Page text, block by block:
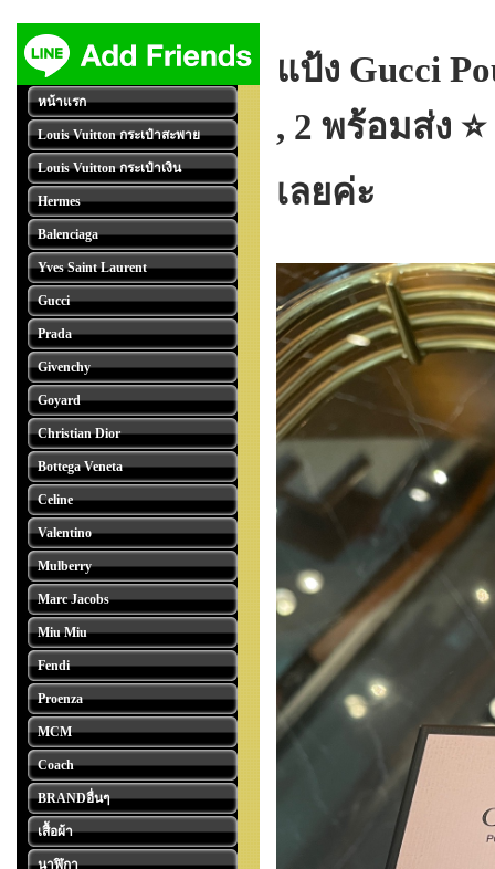
หน้าแรก
Louis Vuitton กระเป๋าสะพาย
Louis Vuitton กระเป๋าเงิน
Hermes
Balenciaga
Yves Saint Laurent
Gucci
Prada
Givenchy
Goyard
Christian Dior
Bottega Veneta
Celine
Valentino
Mulberry
Marc Jacobs
Miu Miu
Fendi
Proenza
MCM
Coach
BRANDอื่นๆ
เสื้อผ้า
นาฬิกา
แป้ง Gucci
, 2 พร้อมส่ง
เลยค่ะ